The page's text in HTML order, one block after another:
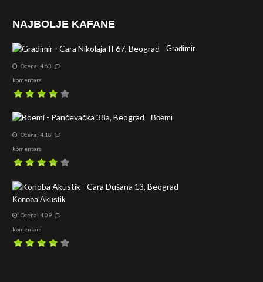
NAJBOLJE KAFANE
Gradimir
Ocena: 4.63
komentara
Boemi
Ocena: 4.18
komentara
Konoba Akustik
Ocena: 4.09
komentara